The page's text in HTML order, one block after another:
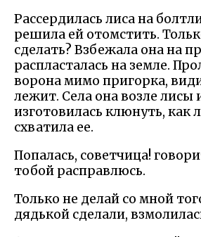
Рассердилась лиса на
решила ей отомстить.
сделать? Взбежала она на
распласталась на земле.
ворона мимо пригорка,
лежит. Села она возле лисы
изготовилась клюнуть, как
схватила ее.
Попалась, советчица!
тобой расправлюсь.
Только не делай со мной
дядькой сделали,